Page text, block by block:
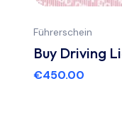
Führerschein
Buy Driving
€450.00